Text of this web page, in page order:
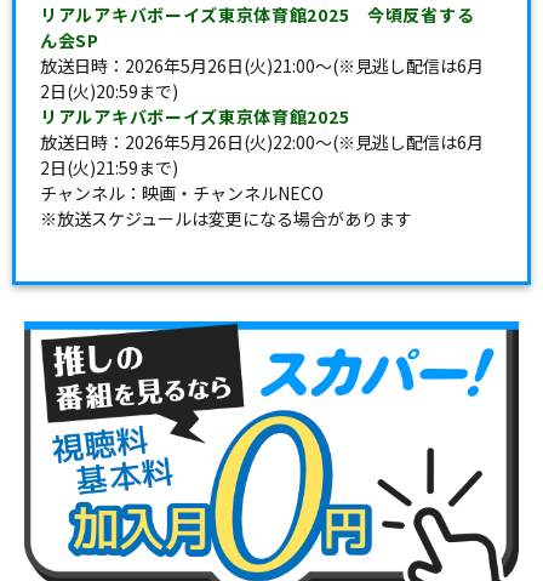
リアルアキバボーイズ東京体育館2025 今頃反省する
ん会SP
放送日時：2026年5月26日(火)21:00〜(※見逃し配信は6月
2日(火)20:59まで)
リアルアキバボーイズ東京体育館2025
放送日時：2026年5月26日(火)22:00〜(※見逃し配信は6月
2日(火)21:59まで)
チャンネル：映画・チャンネルNECO
※放送スケジュールは変更になる場合があります